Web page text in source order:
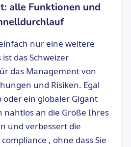
alle Funktionen und
nur eine weitere
ist das Schweizer
das Management von
und Risiken. Egal
oder ein globaler Gigant
nahtlos an die Größe Ihres
und verbessert die
, ohne dass Sie